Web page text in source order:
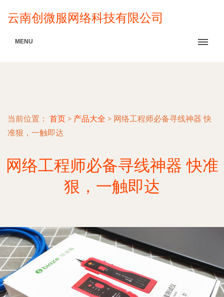
云南创微服网络科技有限公司
MENU
当前位置： 首页 > 产品大全 > 网络工程师必备寻线神器 快
准狠，一触即达
网络工程师必备寻线神器 快准
狠，一触即达